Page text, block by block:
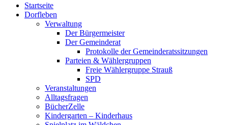
oben
scrollen
Startseite
Dorfleben
Verwaltung
Der Bürgermeister
Der Gemeinderat
Protokolle der Gemeinderatssitzungen
Parteien & Wählergruppen
Freie Wählergruppe Strauß
SPD
Veranstaltungen
Alltagsfragen
BücherZelle
Kindergarten – Kinderhaus